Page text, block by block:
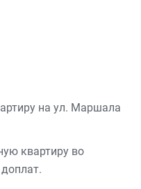
на ул. Маршала
квартиру во